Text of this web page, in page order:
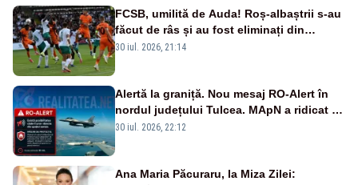
FCSB, umilită de Auda! Roș-albaștrii s-au
făcut de râs și au fost eliminați din
Conference League
30 iul. 2026, 21:14
Alertă la graniță. Nou mesaj RO-Alert în
nordul județului Tulcea. MApN a ridicat de
la sol două avioane F-16
30 iul. 2026, 22:12
Ana Maria Păcuraru, la Miza Zilei: